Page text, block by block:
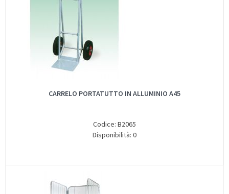
CARRELO PORTATUTTO IN ALLUMINIO A45
Codice: B2065
Disponibilità: 0